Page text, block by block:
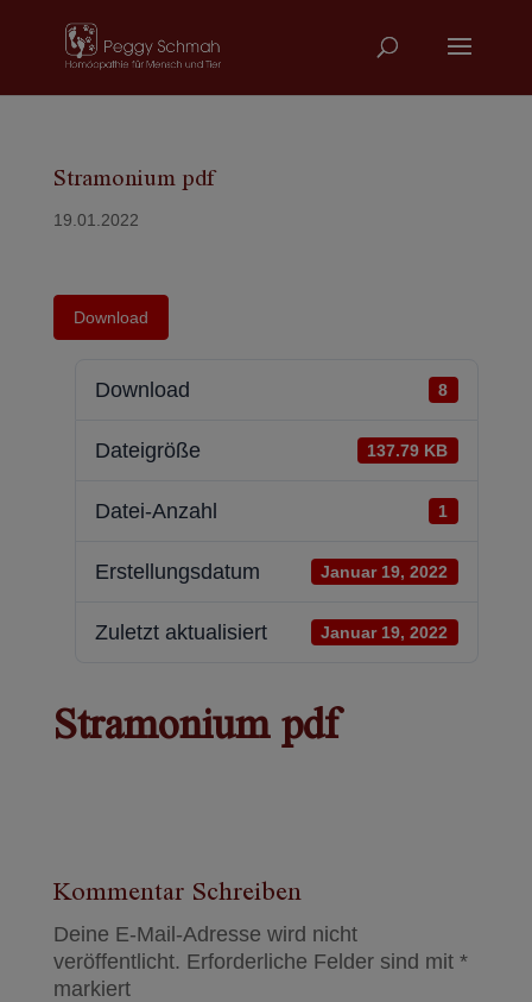
Stramonium pdf
19.01.2022
Download
Download 8
Dateigröße 137.79 KB
Datei-Anzahl 1
Erstellungsdatum Januar 19, 2022
Zuletzt aktualisiert Januar 19, 2022
Stramonium pdf
Kommentar Schreiben
Deine E-Mail-Adresse wird nicht
veröffentlicht. Erforderliche Felder sind mit *
markiert